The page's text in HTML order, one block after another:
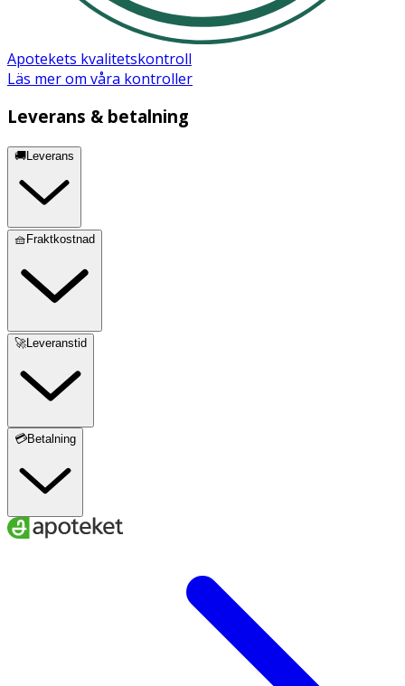
Apotekets kvalitetskontroll
Läs mer om våra kontroller
Leverans & betalning
🚚Leverans
🧺Fraktkostnad
🚀Leveranstid
💳Betalning